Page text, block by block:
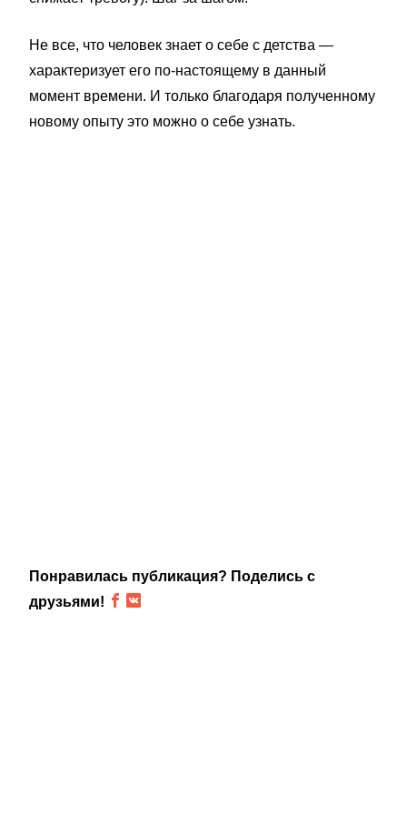
Не все, что человек знает о себе с детства —
характеризует его по-настоящему в данный
момент времени. И только благодаря полученному
новому опыту это можно о себе узнать.
Понравилась публикация? Поделись с
друзьями!